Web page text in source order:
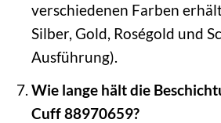
verschiedenen Farben
Silber, Gold, Roségold und
Ausführung).
Wie lange hält die
Cuff 88970659?